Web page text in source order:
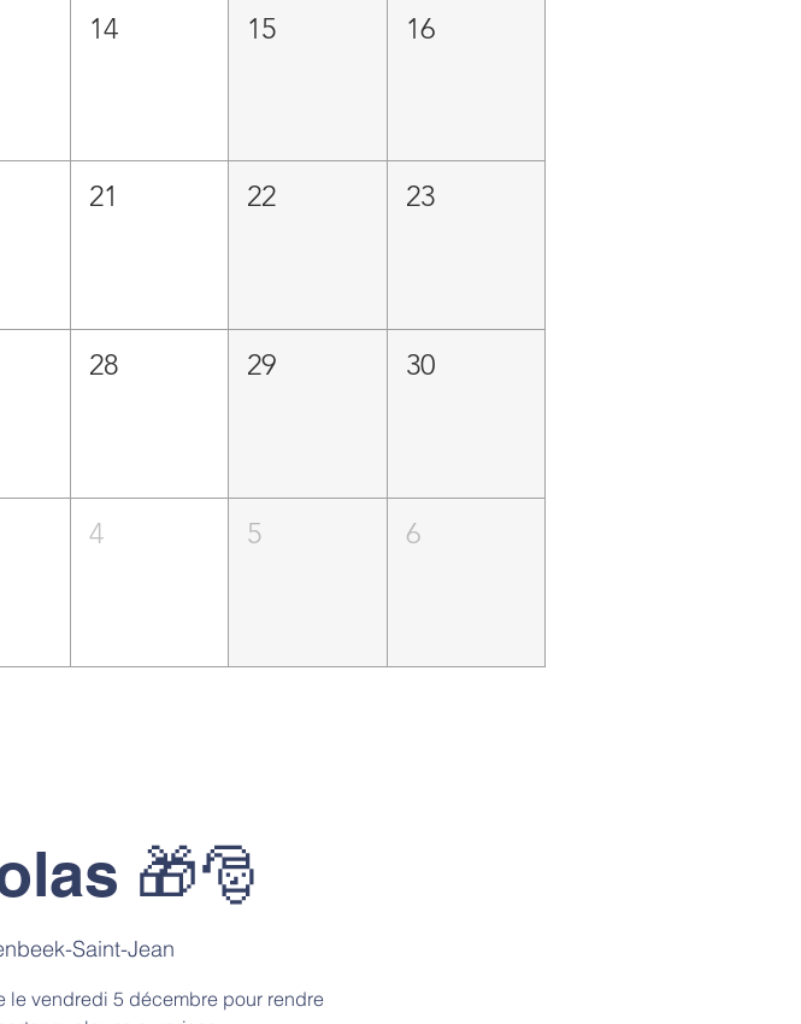
14 15 16
21 22 23
28 29 30
4 5 6
🎁🎅
Saint-Jean
le vendredi 5 décembre pour rendre